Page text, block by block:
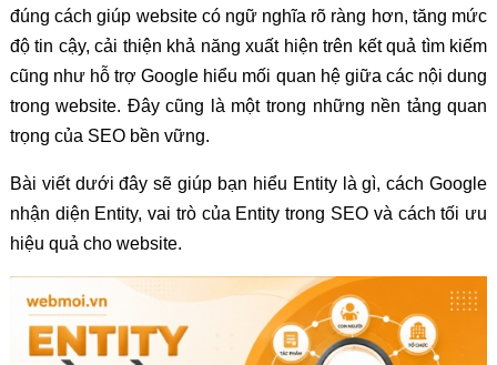
đúng cách giúp website có ngữ nghĩa rõ ràng hơn, tăng mức
độ tin cậy, cải thiện khả năng xuất hiện trên kết quả tìm kiếm
cũng như hỗ trợ Google hiểu mối quan hệ giữa các nội dung
trong website. Đây cũng là một trong những nền tảng quan
trọng của SEO bền vững.
Bài viết dưới đây sẽ giúp bạn hiểu Entity là gì, cách Google
nhận diện Entity, vai trò của Entity trong SEO và cách tối ưu
hiệu quả cho website.